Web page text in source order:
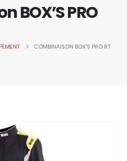
BOX’S PRO
COMBINAISON BOX’S PRO RT